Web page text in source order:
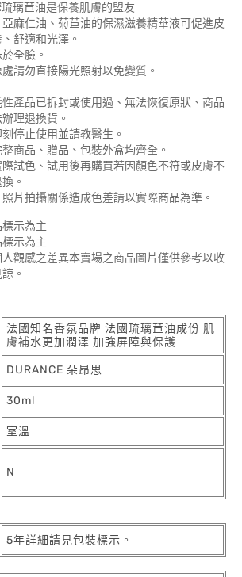
璃苣油是保養肌膚的盟友
麻仁油、菊苣油的保濕滋養精華液可促進皮
舒適和光澤。
全臉。
請勿直接陽光照射以免變質。
產品已拆封或使用過、無法恢復原狀、商品
理退換貨。
停止使用並請教醫生。
商品、贈品、包裝外盒均齊全。
試色、試用後再購買若因顏色不符或皮膚不
。
片拍攝關係造成色差請以實際商品為準。
示為主
示為主
觀感之差異本賣場之商品圖片僅供參考以收
。
法國知名香氛品牌 法國琉璃苣油成份 肌
膚補水更加潤澤 加強屏障與保護
DURANCE 朵昂思
30ml
室溫
N
5年詳細請見包裝標示。